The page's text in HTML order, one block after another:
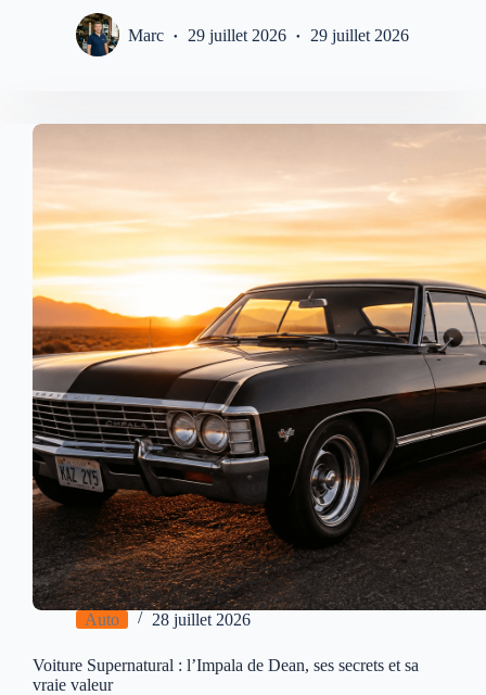
Marc 29 juillet 2026 29 juillet 2026
Auto 28 juillet 2026
Voiture Supernatural : l’Impala de Dean, ses secrets et sa
vraie valeur